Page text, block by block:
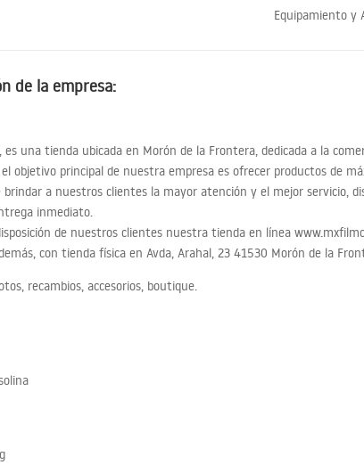
Equipamiento y
de la empresa:
es una tienda ubicada en Morón de la Frontera, dedicada a la
objetivo principal de nuestra empresa es ofrecer productos de
brindar a nuestros clientes la mayor atención y el mejor servicio,
inmediato.
de nuestros clientes nuestra tienda en línea
con tienda física en Avda, Arahal, 23 41530 Morón de la
recambios, accesorios, boutique.